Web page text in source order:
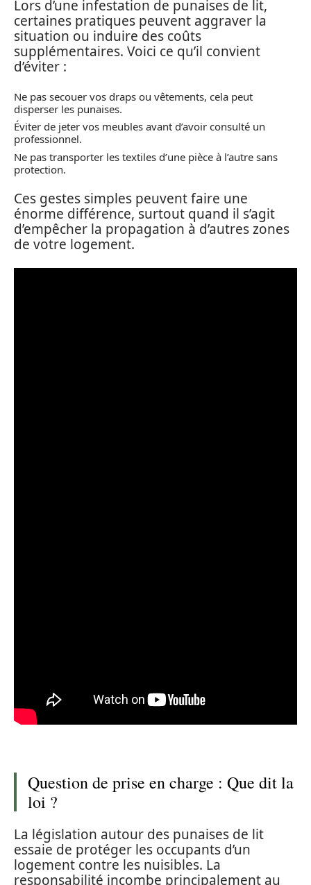
Lors d’une infestation de punaises de lit,
certaines pratiques peuvent aggraver la
situation ou induire des coûts
supplémentaires. Voici ce qu’il convient
d’éviter :
Ne pas secouer vos draps ou vêtements, cela peut
disperser les punaises.
Éviter de jeter vos meubles avant d’avoir consulté un
professionnel.
Ne pas transporter les textiles d’une pièce à l’autre sans
protection.
Ces gestes simples peuvent faire une
énorme différence, surtout quand il s’agit
d’empêcher la propagation à d’autres zones
de votre logement.
Question de prise en charge : Que dit la
loi ?
La législation autour des punaises de lit
essaie de protéger les occupants d’un
logement contre les nuisibles. La
responsabilité incombe principalement au